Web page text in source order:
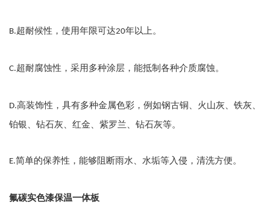
B.超耐候性，使用年限可达20年以上。
C.超耐腐蚀性，采用多种涂层，能抵制各种介质腐蚀。
D.高装饰性，具有多种金属色彩，例如钢古铜、火山灰、铁灰、
铂银、钻石灰、红金、紫罗兰、钻石灰等。
E.简单的保养性，能够阻断雨水、水垢等入侵，清洗方便。
氟碳实色漆保温一体板